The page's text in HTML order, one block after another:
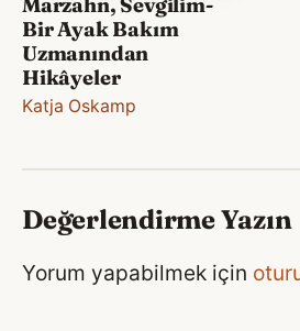
Bir Ayak Bakım
Uzmanından
Hikâyeler
Katja Oskamp
Değerlendirme Yazın
Yorum yapabilmek için